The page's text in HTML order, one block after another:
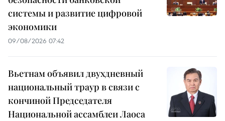
системы и развитие цифровой
экономики
09/08/2026 07:42
Вьетнам объявил двухдневный
национальный траур в связи с
кончиной Председателя
Национальной ассамблеи Лаоса